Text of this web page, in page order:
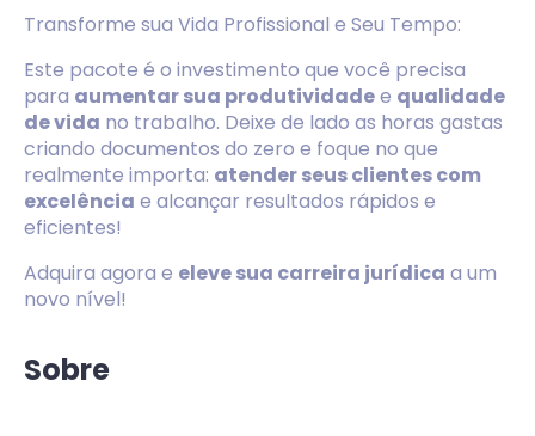
Transforme sua Vida Profissional e Seu Tempo:
Este pacote é o investimento que você precisa
para aumentar sua produtividadee qualidade
de vida no trabalho. Deixe de lado as horas gastas
criando documentos do zero e foque no que
realmente importa: atender seus clientes com
excelência e alcançar resultados rápidos e
eficientes!
Adquira agora e eleve sua carreira jurídica a um
novo nível!
Sobre